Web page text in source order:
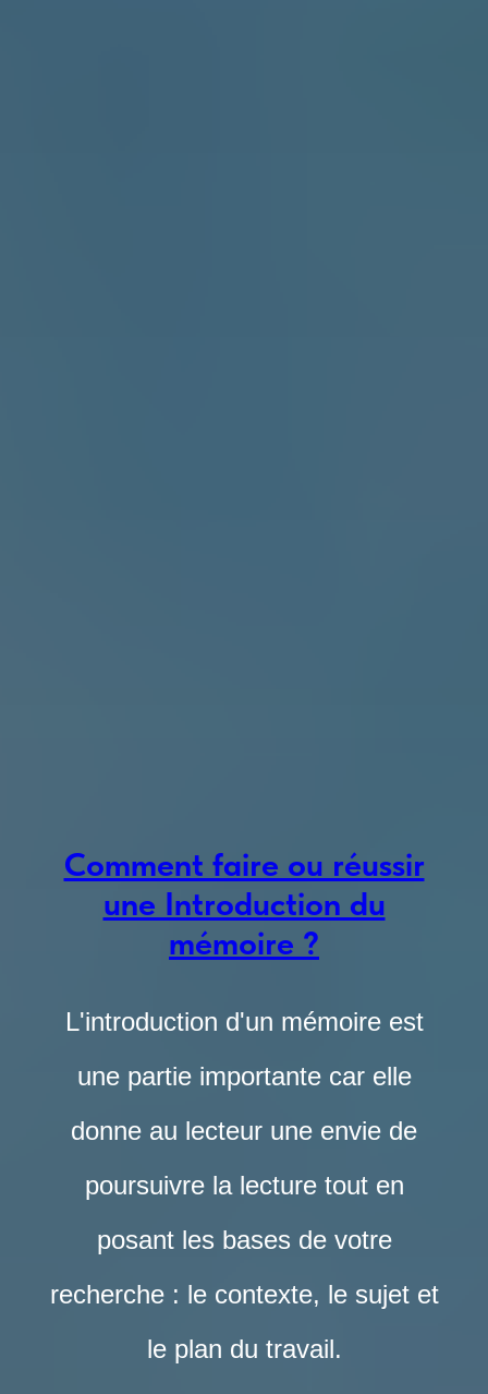
Comment faire ou réussir
une Introduction du
mémoire ?
L'introduction d'un mémoire est
une partie importante car elle
donne au lecteur une envie de
poursuivre la lecture tout en
posant les bases de votre
recherche : le contexte, le sujet et
le plan du travail.